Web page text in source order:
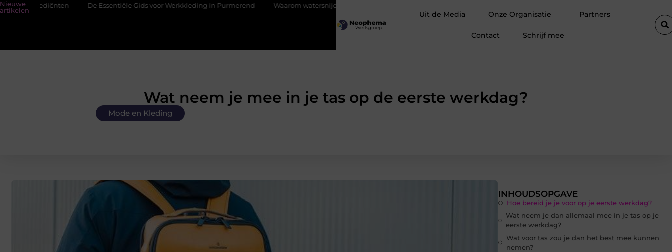
Nieuwe
artikelen
De Essentiële Gids voor Werkkleding in Purmerend Waarom watersnijden ideaal is voor complexe contouren
Uit de Media Onze Organisatie Partners
Contact Schrijf mee
Wat neem je mee in je tas op de eerste werkdag?
Mode en Kleding
INHOUDSOPGAVE
Hoe bereid je je voor op je eerste werkdag?
Wat neem je dan allemaal mee in je tas op je
eerste werkdag?
Wat voor tas zou je dan het best mee kunnen
nemen?